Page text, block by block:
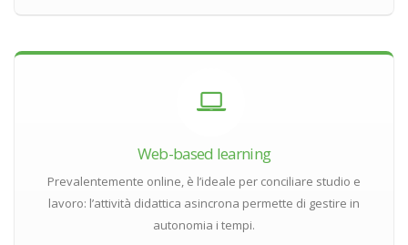
Web-based learning
Prevalentemente online, è l’ideale per conciliare studio e
lavoro: l’attività didattica asincrona permette di gestire in
autonomia i tempi.